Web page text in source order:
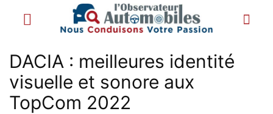
DACIA : meilleures identité
visuelle et sonore aux
TopCom 2022